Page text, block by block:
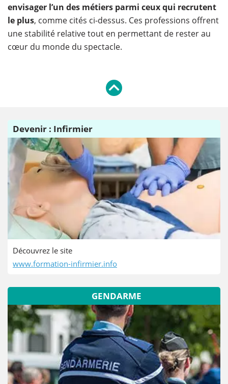
envisager l’un des métiers parmi ceux qui recrutent
le plus, comme cités ci-dessus. Ces professions offrent
une stabilité relative tout en permettant de rester au
cœur du monde du spectacle.
Devenir : Infirmier
Découvrez le site
www.formation-infirmier.info
GENDARME